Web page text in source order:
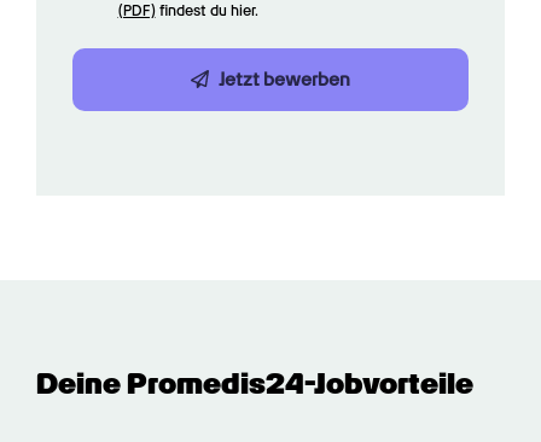
(PDF) findest du hier.
Jetzt bewerben
Deine Promedis24-Jobvorteile